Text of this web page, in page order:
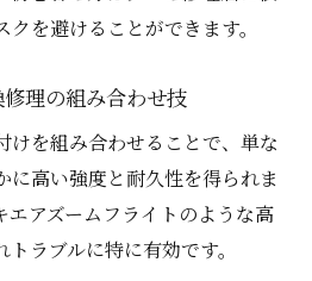
を避けることができます。
理の組み合わせ技
けを組み合わせることで、単な
に高い強度と耐久性を得られま
エアズームフライトのような高
ラブルに特に有効です。